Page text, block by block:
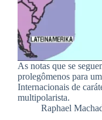
As notas que se
prolegômenos para
Internacionais de
multipolarista.
Raphael